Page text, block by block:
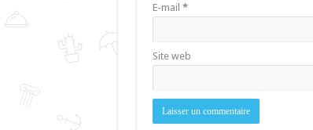
E-mail *
Site web